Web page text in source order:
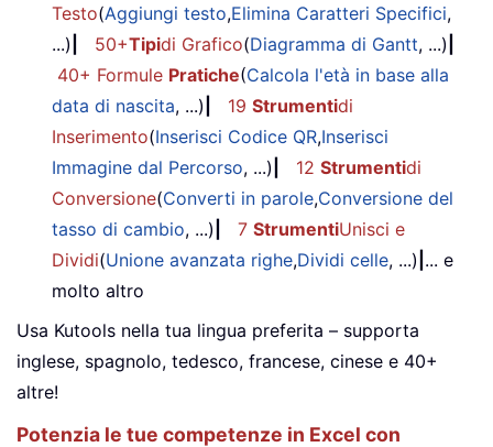
Testo(Aggiungi testo,Elimina Caratteri Specifici,
...)
50+Tipidi Grafico(Diagramma di Gantt, ...)
40+ Formule Pratiche(Calcola l'età in base alla
data di nascita, ...) 19 Strumentidi
Inserimento(Inserisci Codice QR,Inserisci
Immagine dal Percorso, ...) 12 Strumentidi
Conversione(Converti in parole,Conversione del
tasso di cambio, ...) 7 StrumentiUnisci e
Dividi(Unione avanzata righe,Dividi celle, ...) ... e
molto altro
Usa Kutools nella tua lingua preferita – supporta
inglese, spagnolo, tedesco, francese, cinese e 40+
altre!
Potenzia le tue competenze in Excel con